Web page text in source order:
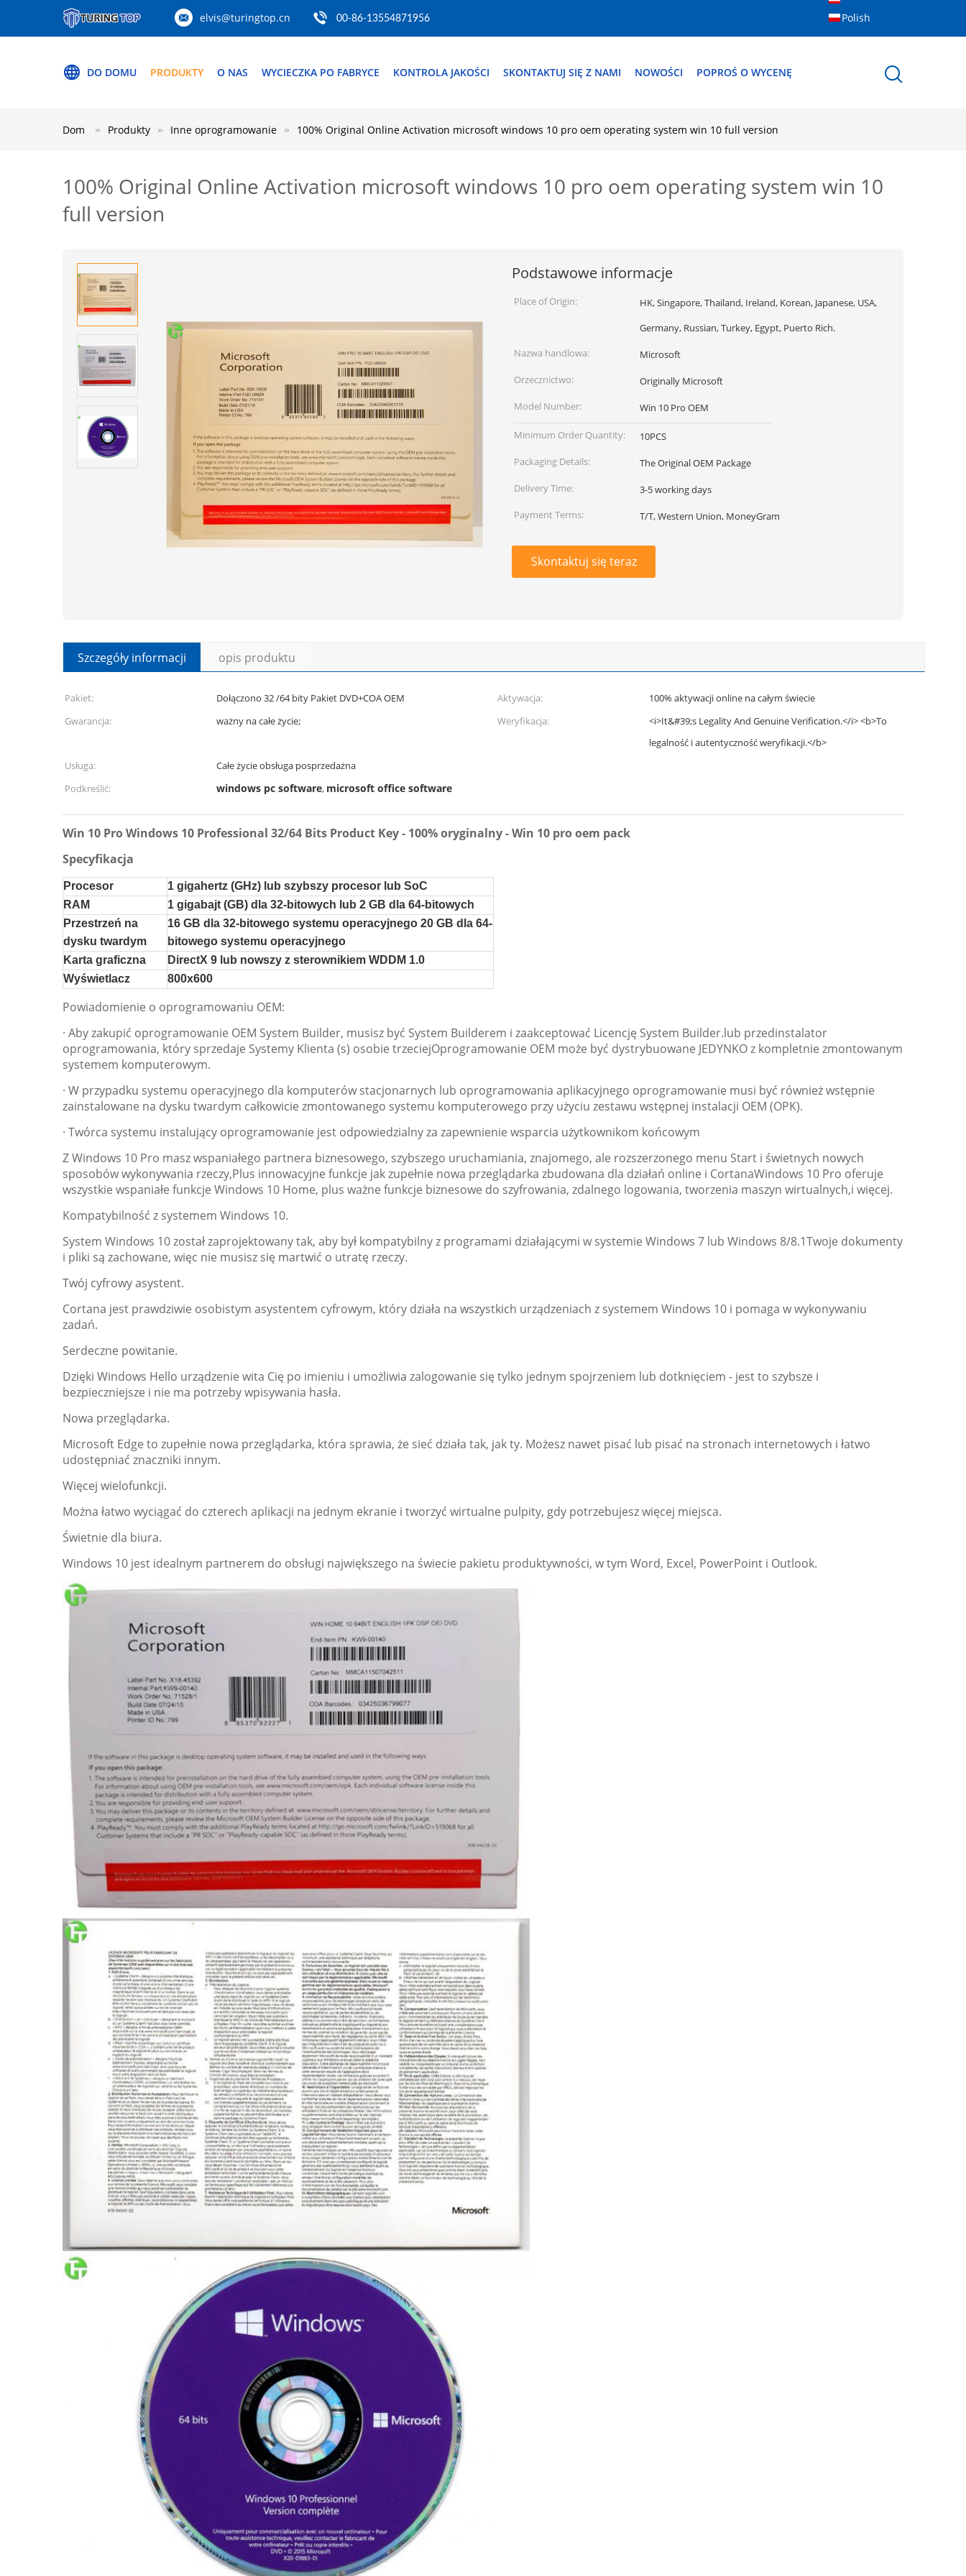
elvis@turingtop.cn 00-86-13554871956 Polish
DO DOMU PRODUKTY O NAS WYCIECZKA PO FABRYCE KONTROLA JAKOŚCI SKONTAKTUJ SIĘ Z NAMI NOWOŚCI POPROŚ O WYCENĘ
Dom Produkty Inne oprogramowanie 100% Original Online Activation microsoft windows 10 pro oem operating system win 10 full version
100% Original Online Activation microsoft windows 10 pro oem operating system win 10
full version
Podstawowe informacje
Place of Origin:
HK, Singapore, Thailand, Ireland, Korean, Japanese, USA,
Germany, Russian, Turkey, Egypt, Puerto Rich.
Nazwa handlowa:
Microsoft
Orzecznictwo:
Originally Microsoft
Model Number:
Win 10 Pro OEM
Minimum Order Quantity:
10PCS
Packaging Details:
The Original OEM Package
Delivery Time:
3-5 working days
Payment Terms:
T/T, Western Union, MoneyGram
Skontaktuj się teraz
Szczegóły informacji opis produktu
Pakiet: Dołączono 32 /64 bity Pakiet DVD+COA OEM Aktywacja:
100% aktywacji online na całym świecie
Gwarancja:
ważny na całe życie; Weryfikacja:
<i>It&#39;s Legality And Genuine Verification.</i> <b>To
legalność i autentyczność weryfikacji.</b>
Usługa:
Całe życie obsługa posprzedażna
Podkreślić:
windows pc software, microsoft office software
Win 10 Pro Windows 10 Professional 32/64 Bits Product Key - 100% oryginalny - Win 10 pro oem pack
Specyfikacja
Procesor
1 gigahertz (GHz) lub szybszy procesor lub SoC
RAM
1 gigabajt (GB) dla 32-bitowych lub 2 GB dla 64-bitowych
Przestrzeń na
dysku twardym
16 GB dla 32-bitowego systemu operacyjnego 20 GB dla 64-
bitowego systemu operacyjnego
Karta graficzna
DirectX 9 lub nowszy z sterownikiem WDDM 1.0
Wyświetlacz
800x600
Powiadomienie o oprogramowaniu OEM:
· Aby zakupić oprogramowanie OEM System Builder, musisz być System Builderem i zaakceptować Licencję System Builder.lub przedinstalator
oprogramowania, który sprzedaje Systemy Klienta (s) osobie trzeciejOprogramowanie OEM może być dystrybuowane JEDYNKO z kompletnie zmontowanym
systemem komputerowym.
· W przypadku systemu operacyjnego dla komputerów stacjonarnych lub oprogramowania aplikacyjnego oprogramowanie musi być również wstępnie
zainstalowane na dysku twardym całkowicie zmontowanego systemu komputerowego przy użyciu zestawu wstępnej instalacji OEM (OPK).
· Twórca systemu instalujący oprogramowanie jest odpowiedzialny za zapewnienie wsparcia użytkownikom końcowym
Z Windows 10 Pro masz wspaniałego partnera biznesowego, szybszego uruchamiania, znajomego, ale rozszerzonego menu Start i świetnych nowych
sposobów wykonywania rzeczy,Plus innowacyjne funkcje jak zupełnie nowa przeglądarka zbudowana dla działań online i CortanaWindows 10 Pro oferuje
wszystkie wspaniałe funkcje Windows 10 Home, plus ważne funkcje biznesowe do szyfrowania, zdalnego logowania, tworzenia maszyn wirtualnych,i więcej.
Kompatybilność z systemem Windows 10.
System Windows 10 został zaprojektowany tak, aby był kompatybilny z programami działającymi w systemie Windows 7 lub Windows 8/8.1Twoje dokumenty
i pliki są zachowane, więc nie musisz się martwić o utratę rzeczy.
Twój cyfrowy asystent.
Cortana jest prawdziwie osobistym asystentem cyfrowym, który działa na wszystkich urządzeniach z systemem Windows 10 i pomaga w wykonywaniu
zadań.
Serdeczne powitanie.
Dzięki Windows Hello urządzenie wita Cię po imieniu i umożliwia zalogowanie się tylko jednym spojrzeniem lub dotknięciem - jest to szybsze i
bezpieczniejsze i nie ma potrzeby wpisywania hasła.
Nowa przeglądarka.
Microsoft Edge to zupełnie nowa przeglądarka, która sprawia, że sieć działa tak, jak ty. Możesz nawet pisać lub pisać na stronach internetowych i łatwo
udostępniać znaczniki innym.
Więcej wielofunkcji.
Można łatwo wyciągać do czterech aplikacji na jednym ekranie i tworzyć wirtualne pulpity, gdy potrzebujesz więcej miejsca.
Świetnie dla biura.
Windows 10 jest idealnym partnerem do obsługi największego na świecie pakietu produktywności, w tym Word, Excel, PowerPoint i Outlook.